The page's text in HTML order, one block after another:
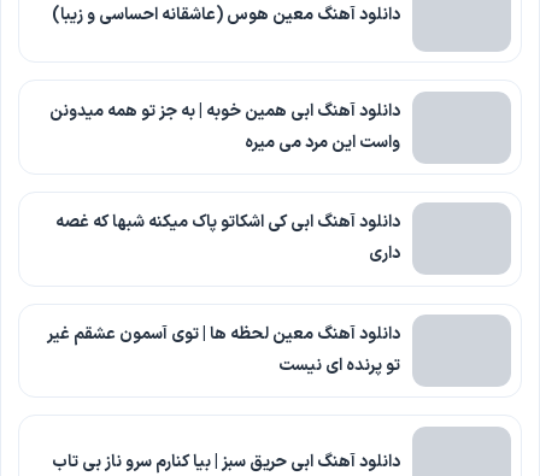
دانلود آهنگ معین هوس (عاشقانه احساسی و زیبا)
دانلود آهنگ ابی همین خوبه | به جز تو همه میدونن
واست این مرد می میره
دانلود آهنگ ابی کی اشکاتو پاک میکنه شبها که غصه
داری
دانلود آهنگ معین لحظه ها | توی آسمون عشقم غیر
تو پرنده ای نیست
دانلود آهنگ ابی حریق سبز | بیا کنارم سرو ناز بی تاب